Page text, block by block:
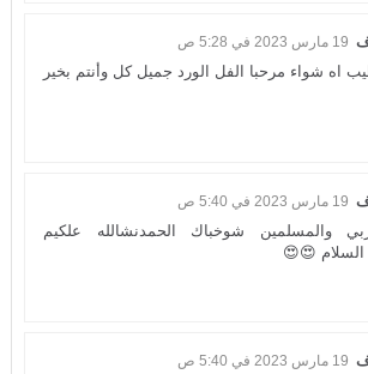
19 مارس 2023 في 5:28 ص
اه شواء مرحبا الفل الورد جميل كل وأنتم بخير
19 مارس 2023 في 5:40 ص
والمسلمين شوخباك الحمدنشالله علكيم
السلام 😍😍
19 مارس 2023 في 5:40 ص